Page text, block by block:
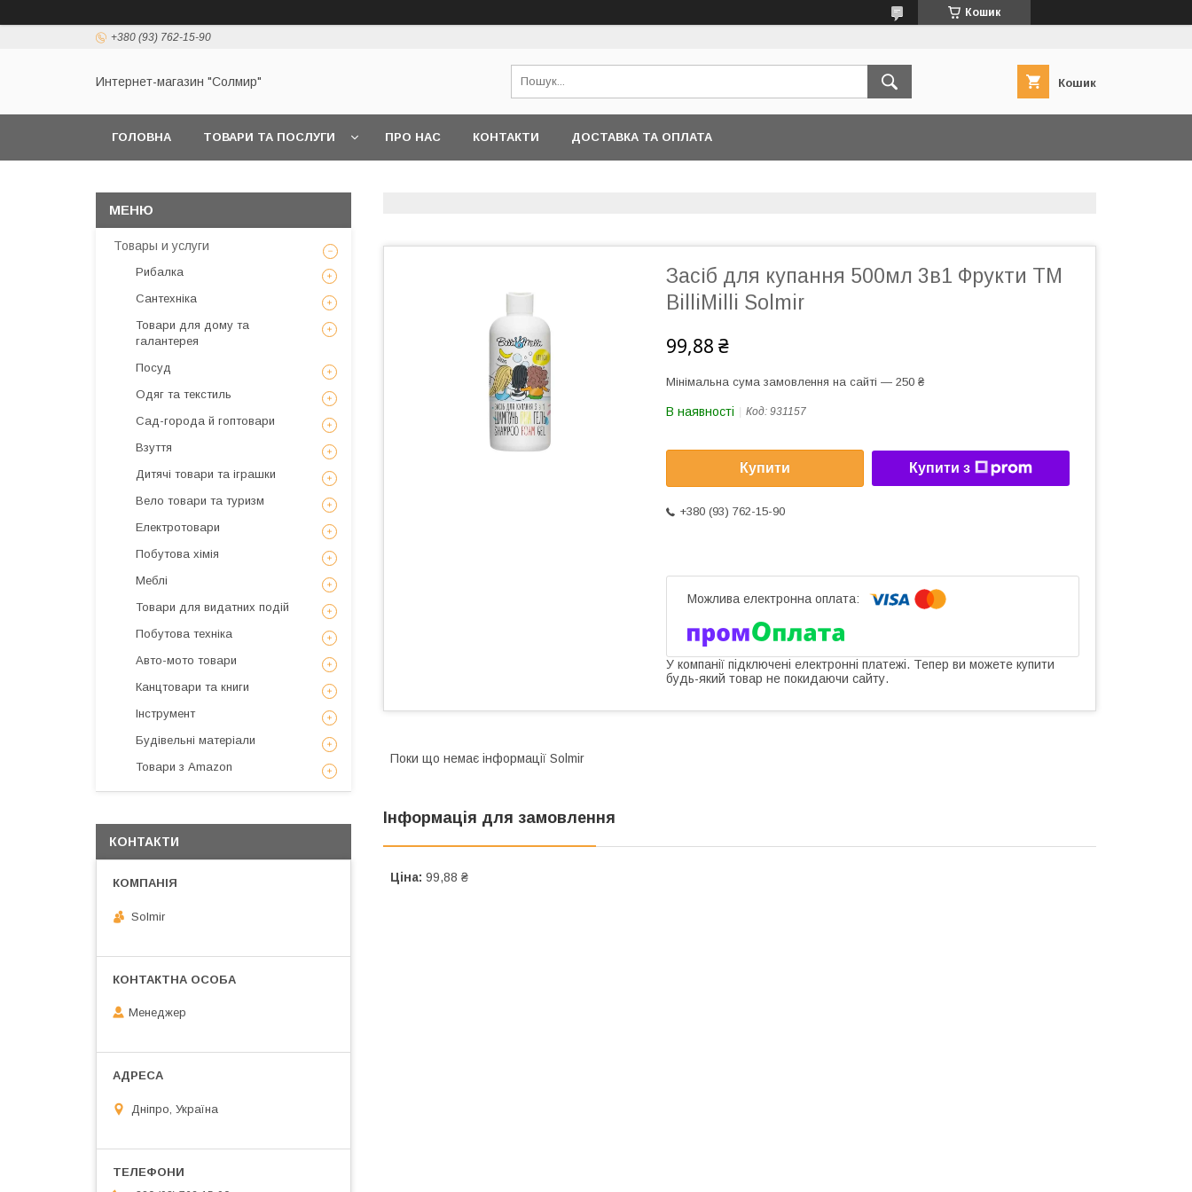
Кошик
+380 (93) 762-15-90
Интернет-магазин "Солмир" Кошик
ГОЛОВНА ТОВАРИ ТА ПОСЛУГИ ПРО НАС КОНТАКТИ ДОСТАВКА ТА ОПЛАТА
Засіб для купання 500мл 3в1 Фрукти ТМ
BilliMilli Solmir
99,88 ₴
Мінімальна сума замовлення на сайті — 250 ₴
В наявності Код: 931157
Купити Купити з
+380 (93) 762-15-90
У компанії підключені електронні платежі. Тепер ви можете купити
будь-який товар не покидаючи сайту.
Поки що немає інформації Solmir
Інформація для замовлення
Ціна: 99,88 ₴
Товары и услуги
Рибалка
Сантехніка
Товари для дому та
галантерея
Посуд
Одяг та текстиль
Сад-города й гоптовари
Взуття
Дитячі товари та іграшки
Вело товари та туризм
Електротовари
Побутова хімія
Меблі
Товари для видатних подій
Побутова техніка
Авто-мото товари
Канцтовари та книги
Інструмент
Будівельні матеріали
Товари з Amazon
КОНТАКТИ
Solmir
Менеджер
Дніпро, Україна